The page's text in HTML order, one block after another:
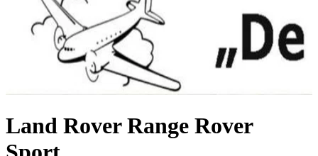
Land Rover Range Rover